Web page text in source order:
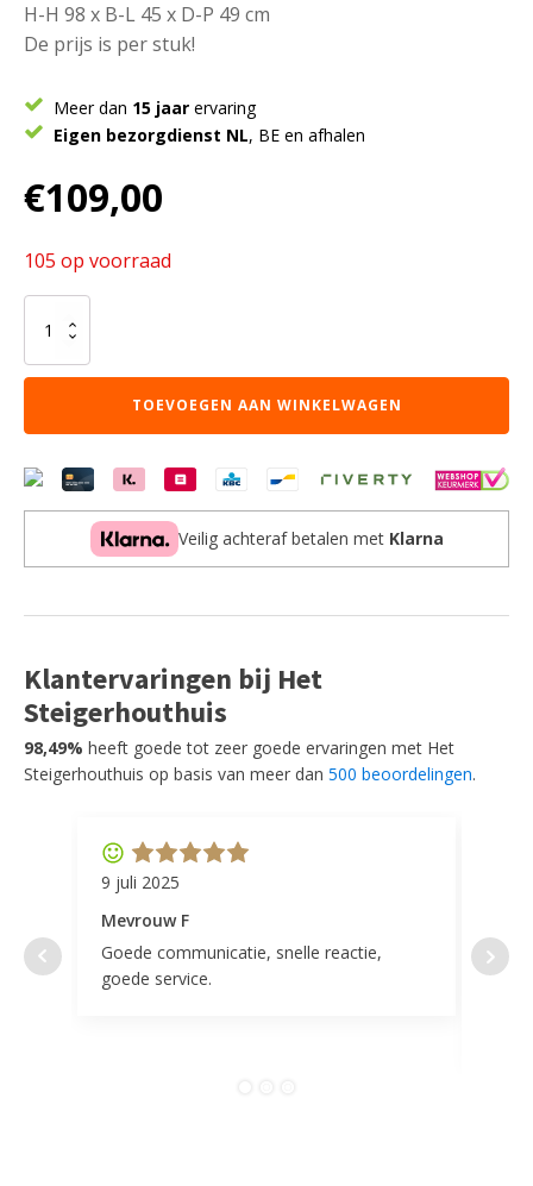
H-H 98 x B-L 45 x D-P 49 cm
De prijs is per stuk!
Meer dan 15 jaar ervaring
Eigen bezorgdienst NL, BE en afhalen
€109,00
105 op voorraad
'Ozan'
PU
Grijs
per
aantal
TOEVOEGEN AAN WINKELWAGEN
Veilig achteraf betalen met Klarna
Klantervaringen bij Het
Steigerhouthuis
98,49% heeft goede tot zeer goede ervaringen met Het
Steigerhouthuis op basis van meer dan 500 beoordelingen.
9 juli 2025
Mevrouw F
Goede communicatie, snelle reactie,
goede service.
door